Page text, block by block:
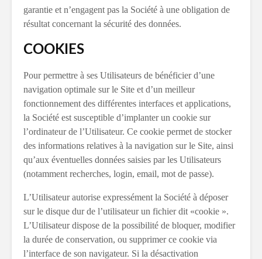
garantie et n’engagent pas la Société à une obligation de
résultat concernant la sécurité des données.
COOKIES
Pour permettre à ses Utilisateurs de bénéficier d’une
navigation optimale sur le Site et d’un meilleur
fonctionnement des différentes interfaces et applications,
la Société est susceptible d’implanter un cookie sur
l’ordinateur de l’Utilisateur. Ce cookie permet de stocker
des informations relatives à la navigation sur le Site, ainsi
qu’aux éventuelles données saisies par les Utilisateurs
(notamment recherches, login, email, mot de passe).
L’Utilisateur autorise expressément la Société à déposer
sur le disque dur de l’utilisateur un fichier dit «cookie ».
L’Utilisateur dispose de la possibilité de bloquer, modifier
la durée de conservation, ou supprimer ce cookie via
l’interface de son navigateur. Si la désactivation